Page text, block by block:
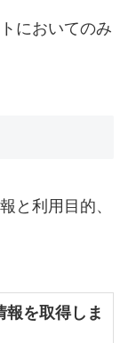
においてのみ
と利用目的、
報を取得しま